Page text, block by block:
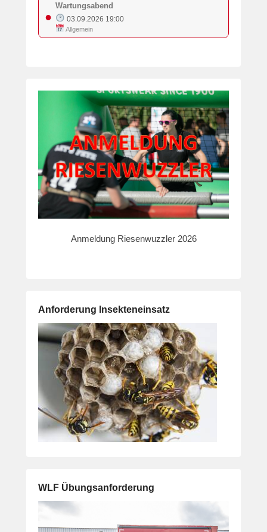
●
Wartungsabend
03.09.2026 19:00
Allgemein
Anmeldung Riesenwuzzler 2026
Anforderung Insekteneinsatz
WLF Übungsanforderung